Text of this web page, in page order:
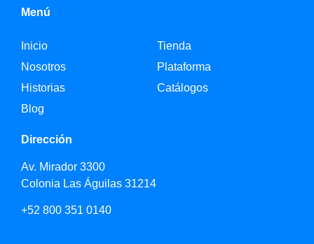
Menú
Inicio
Nosotros
Historias
Blog
Tienda
Plataforma
Catálogos
Dirección
Av. Mirador 3300
Colonia Las Águilas 31214
+52 800 351 0140